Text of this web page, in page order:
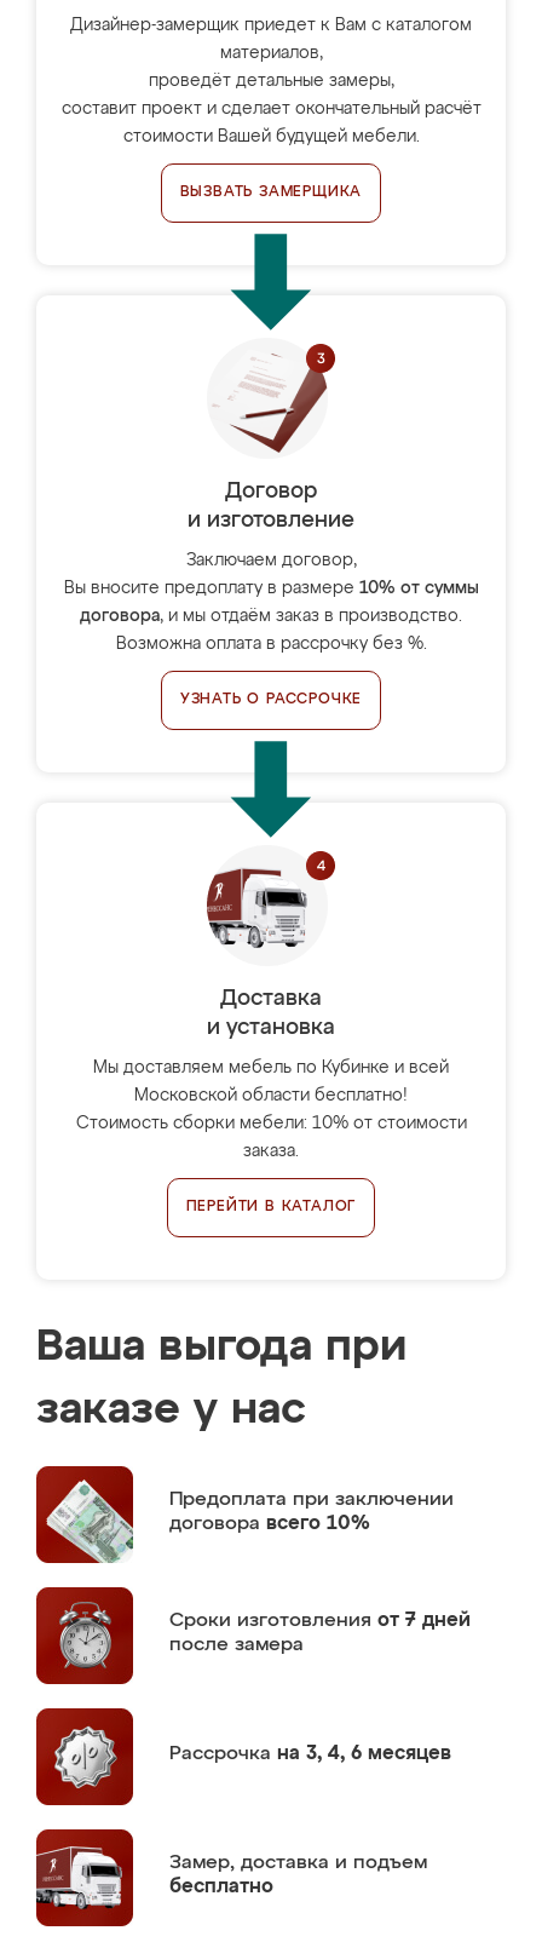
Дизайнер-замерщик приедет к Вам с каталогом
материалов,
проведёт детальные замеры,
составит проект и сделает окончательный расчёт
стоимости Вашей будущей мебели.
ВЫЗВАТЬ ЗАМЕРЩИКА
Договор
и изготовление
Заключаем договор,
Вы вносите предоплату в размере 10% от суммы
договора, и мы отдаём заказ в производство.
Возможна оплата в рассрочку без %.
УЗНАТЬ О РАССРОЧКЕ
Доставка
и установка
Мы доставляем мебель по Кубинке и всей
Московской области бесплатно!
Стоимость сборки мебели: 10% от стоимости
заказа.
ПЕРЕЙТИ В КАТАЛОГ
Ваша выгода при
заказе у нас
Предоплата при заключении
договора всего 10%
Сроки изготовления от 7 дней
после замера
Рассрочка на 3, 4, 6 месяцев
Замер, доставка и подъем
бесплатно